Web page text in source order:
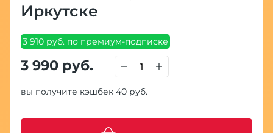
Иркутске
3 910 руб. по премиум-подписке
3 990 руб.
вы получите кэшбек 40 руб.